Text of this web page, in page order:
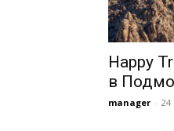
Happy
в
manager - 24